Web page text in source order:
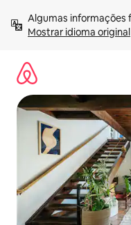
para
Mostrar idioma original